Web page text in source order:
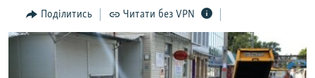
навігації
Перейти
БЛОГИ
ПОГЛЯД
Поділитись Читати без VPN